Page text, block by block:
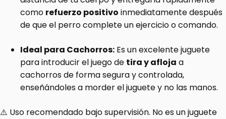
como refuerzo positivo inmediatamente después
de que el perro complete un ejercicio o comando.
Ideal para Cachorros: Es un excelente juguete
para introducir el juego de tira y afloja a
cachorros de forma segura y controlada,
enseñándoles a morder el juguete y no las manos.
⚠️ Uso recomendado bajo supervisión. No es un juguete